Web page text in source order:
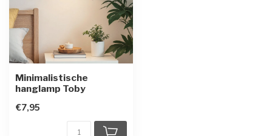
Minimalistische
hanglamp Toby
€7,95